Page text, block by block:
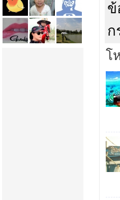
ข้
ก
โ